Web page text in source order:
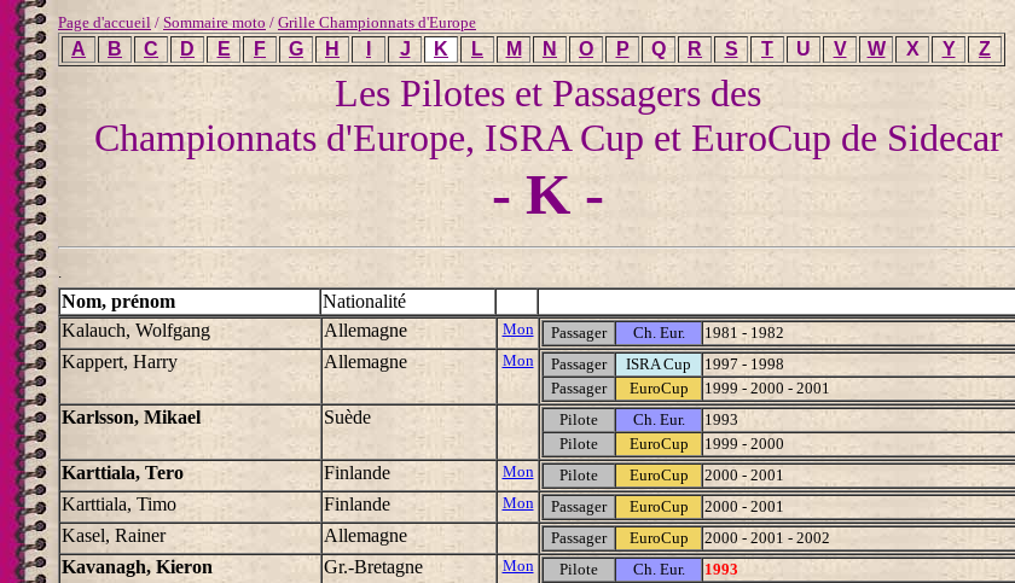
Page d'accueil / Sommaire moto / Grille Championnats d'Europe
A B C D E F G H J K L M N O P Q R S T U V W X Y Z
Les Pilotes et Passagers des
Championnats d'Europe, ISRA Cup et EuroCup de Sidecar
- K -
.
Nom, prénom
Nationalité
Kalauch, Wolfgang
Allemagne Mon Passager Ch. Eur. 1981 - 1982
Kappert, Harry Allemagne Mon Passager ISRA Cup
1997 - 1998
Passager
EuroCup 1999 - 2000 - 2001
Karlsson, Mikael Suède Pilote Ch. Eur.
1993
Pilote
EuroCup 1999 - 2000
Karttiala, Tero Finlande Mon Pilote EuroCup 2000 - 2001
Karttiala, Timo Finlande Mon Passager EuroCup 2000 - 2001
Kasel, Rainer Allemagne Passager EuroCup 2000 - 2001 - 2002
Kavanagh, Kieron Gr.-Bretagne Mon Pilote Ch. Eur. 1993